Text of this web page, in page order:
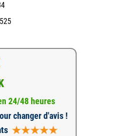
24/48 heures
changer d'avis !